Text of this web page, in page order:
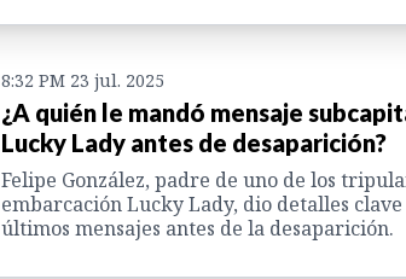
8:32 PM 23 jul. 2025
¿A quién le mandó mensaje
Lucky Lady antes de desaparición?
Felipe González, padre de uno de los
embarcación Lucky Lady, dio detalles clave
últimos mensajes antes de la desaparición.